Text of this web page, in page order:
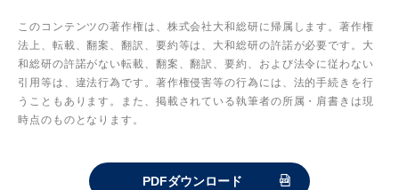
このコンテンツの著作権は、株式会社大和総研に帰属します。著作権
法上、転載、翻案、翻訳、要約等は、大和総研の許諾が必要です。大
和総研の許諾がない転載、翻案、翻訳、要約、および法令に従わない
引用等は、違法行為です。著作権侵害等の行為には、法的手続きを行
うこともあります。また、掲載されている執筆者の所属・肩書きは現
時点のものとなります。
PDFダウンロード